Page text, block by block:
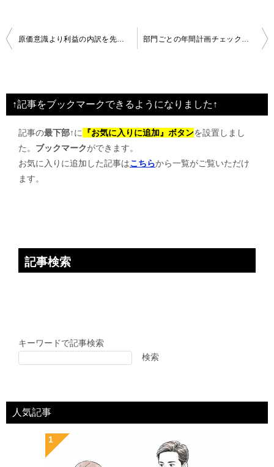
投
ビ
ゲ
↑記事をブックマークできるようになりました↑
記事の最下部↑に 『お気に入りに追加』ボタンを設置しまし
た。 ブックマークができます。
お気に入りに追加した記事はこちらから一覧がご覧いただけ
ます。
記事検索
キーワードで記事検索
検索
人気記事